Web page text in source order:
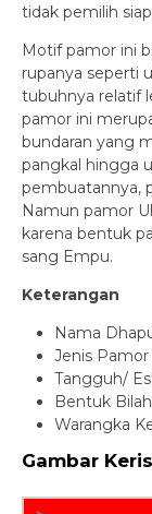
tidak pemilih
Motif pamor ini
rupanya seperti
tubuhnya relatif
pamor ini
bundaran yang
pangkal hingga
pembuatannya,
Namun pamor
karena bentuk
sang Empu.
Keterangan
Nama
Jenis
Tangguh/
Bentuk
Warangka
Gambar